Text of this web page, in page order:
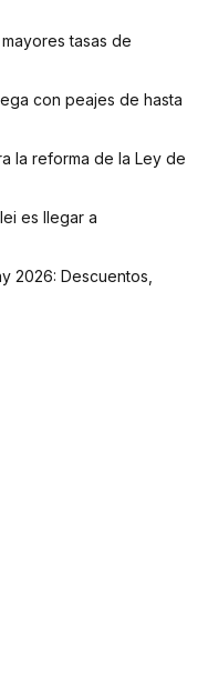
tasas de
con peajes de hasta
la reforma de la Ley de
es llegar a
2026: Descuentos,